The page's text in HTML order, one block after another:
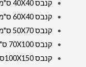
קנבס 40X40 ס"מ
קנבס 60X40 ס"מ
קנבס 50X70 ס"מ
קנבס 70X100 ס"מ
קנבס 100X150ס"מ